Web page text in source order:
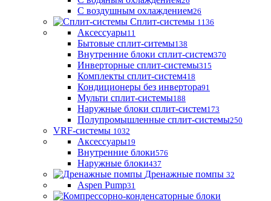
С воздушным охлаждением26
Сплит-системы 1136
Аксессуары11
Бытовые сплит-ситемы138
Внутренние блоки сплит-систем370
Инверторные сплит-системы315
Комплекты сплит-систем418
Кондиционеры без инвертора91
Мульти сплит-системы188
Наружные блоки сплит-систем173
Полупромышленные сплит-системы250
VRF-системы 1032
Аксессуары19
Внутренние блоки576
Наружные блоки437
Дренажные помпы 32
Aspen Pump31